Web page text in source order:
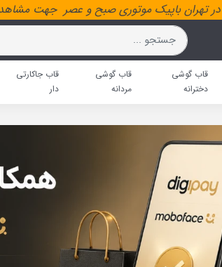
تهران باپیک موتوری صبح و عصر جهت
قاب گوشی
دخترانه
قاب گوشی
مردانه
قاب جاکارتی
دار